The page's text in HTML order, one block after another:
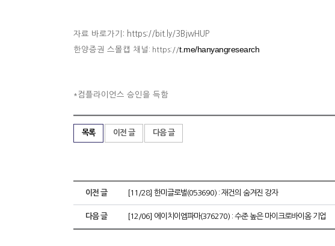
자료 바로가기: https://bit.ly/3BjwHUP
한양증권 스몰캡 채널 : https://t.me/hanyangresearch
*컴플라이언스 승인을 득함
목록 이전 글 다음 글
이전 글 [11/28] 한미글로벌(053690) : 재건의 숨겨진 강자
다음 글 [12/06] 에이치이엠파마(376270) : 수준 높은 마이크로바이옴 기업